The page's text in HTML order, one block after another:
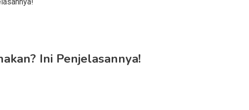
Ini Penjelasannya!